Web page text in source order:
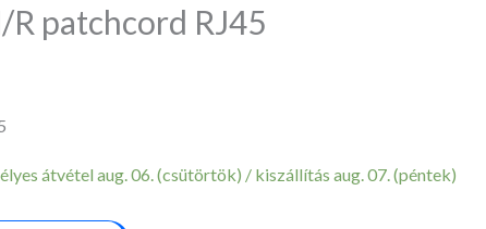
patchcord RJ45
átvétel aug. 06. (csütörtök) / kiszállítás aug. 07. (péntek)